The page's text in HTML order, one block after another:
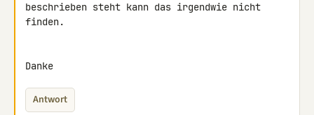
beschrieben steht kann das irgendwie nicht
finden.
Danke
Antwort